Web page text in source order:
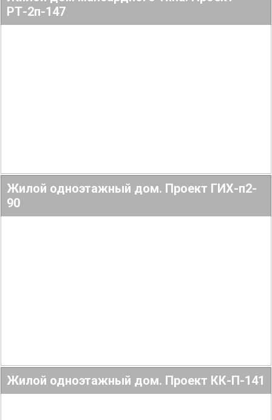
275.85 2 5
РТ-2п-147
147.44 2 4
Жилой одноэтажный дом. Проект ГИХ-п2-
90
Подробнее
Жилой одноэтажный дом. Проект КК-П-141